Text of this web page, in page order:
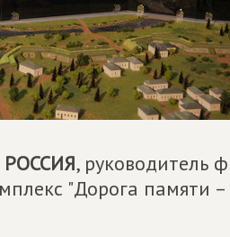
, руководитель
"Дорога памяти